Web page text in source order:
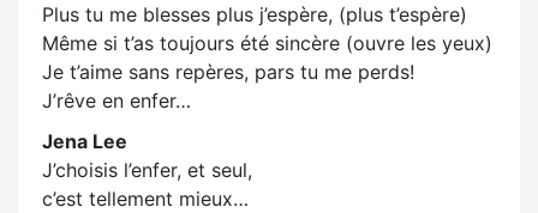
Plus tu me blesses plus j’espère, (plus t’espère)
Même si t’as toujours été sincère (ouvre les yeux)
Je t’aime sans repères, pars tu me perds!
J’rêve en enfer…
Jena Lee
J’choisis l’enfer, et seul,
c’est tellement mieux…